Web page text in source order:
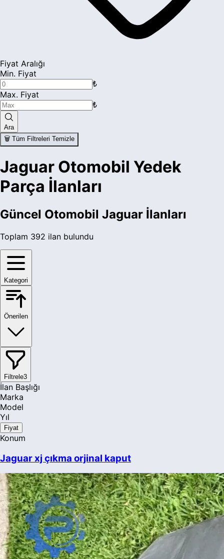
Fiyat Aralığı
Min. Fiyat
₺
Max. Fiyat
₺
Ara
🗑️ Tüm Filtreleri Temizle
Jaguar Otomobil Yedek
Parça İlanları
Güncel Otomobil Jaguar İlanları
Toplam 392 ilan bulundu
Kategori
Önerilen
Filtrele3
İlan Başlığı
Marka
Model
Yıl
Fiyat
Konum
Jaguar xj çıkma orjinal kaput